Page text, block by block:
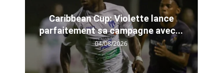
Caribbean Cup: Violette lance
parfaitement sa campagne avec...
04/08/2026